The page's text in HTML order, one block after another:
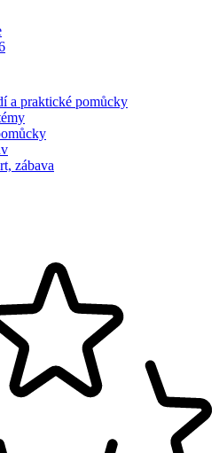
a praktické pomůcky
zábava